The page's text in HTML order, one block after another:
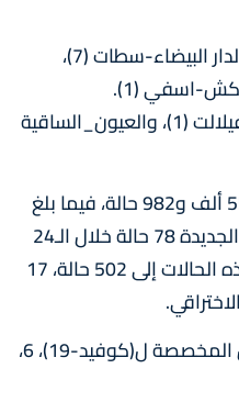
أما الوفيات، فتتوزع بين جهات الدار البيضاء-سطات (7)،
والرباط-سلا-القنيطرة (2)، ومراكش-اسفي (1).
وفاس_مكناس (1)، ودرعة_تافيلالت (1)، والعيون_الساقية
وبلغ مجموع الحالات النشطة 55 ألف و982 حالة، فيما بلغ
عدد الحالات الخطيرة أو الحرجة الجديدة 78 حالة خلال الـ24
ساعة الأخيرة، ليصل مجموع هذه الحالات إلى 502 حالة، 17
وبلغ معدل ملء أسرة الإنعاش المخصصة ل(كوفيد-19)، 6،